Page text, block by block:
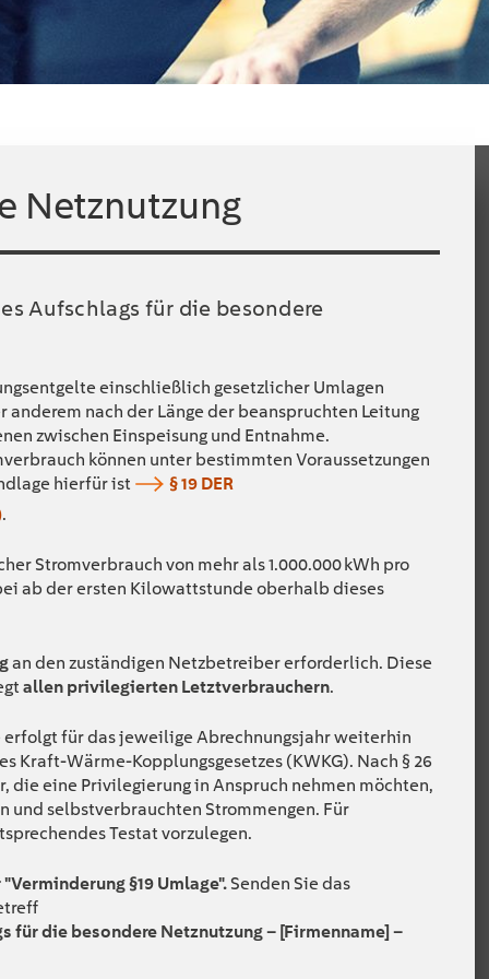
Netznutzung
Aufschlags für die besondere
einschließlich gesetzlicher Umlagen
nach der Länge der beanspruchten Leitung
zwischen Einspeisung und Entnahme.
können unter bestimmten Voraussetzungen
hierfür ist
§ 19 DER
.
Stromverbrauch von mehr als 1.000.000 kWh pro
ab der ersten Kilowattstunde oberhalb dieses
an den zuständigen Netzbetreiber erforderlich. Diese
allen privilegierten Letztverbrauchern.
erfolgt für das jeweilige Abrechnungsjahr weiterhin
Kraft-Wärme-Kopplungsgesetzes (KWKG). Nach § 26
die eine Privilegierung in Anspruch nehmen möchten,
und selbstverbrauchten Strommengen. Für
Testat vorzulegen.
§19 Umlage". Senden Sie das
die besondere Netznutzung – [Firmenname] –